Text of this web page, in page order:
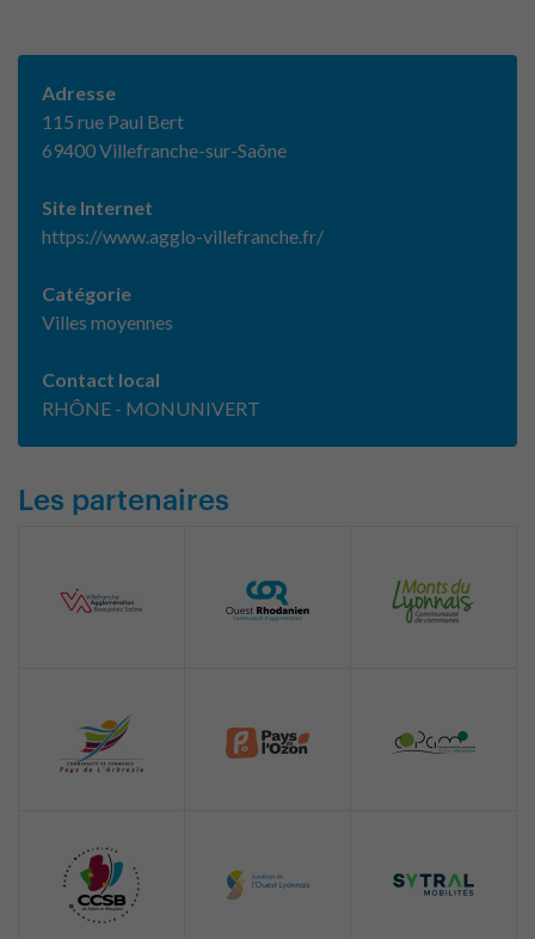
Adresse
115 rue Paul Bert
69400 Villefranche-sur-Saône
Site Internet
https://www.agglo-villefranche.fr/
Catégorie
Villes moyennes
Contact local
RHÔNE - MONUNIVERT
Les partenaires